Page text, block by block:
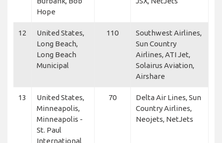
Hope
12
United States,
Long Beach,
Long Beach
Municipal
110
Southwest Airlines,
Sun Country
Airlines, ATI Jet,
Solairus Aviation,
Airshare
13
United States,
Minneapolis,
Minneapolis -
St. Paul
International
70
Delta Air Lines, Sun
Country Airlines,
Neojets, NetJets